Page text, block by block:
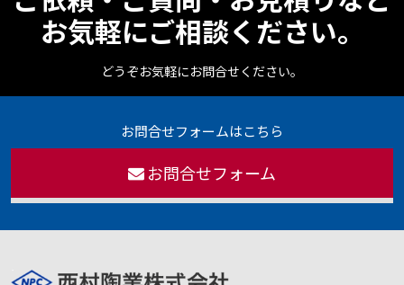
お気軽にご相談ください。
どうぞお気軽にお問合せください。
お問合せフォームはこちら
お問合せフォーム